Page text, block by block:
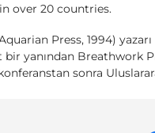
over 20 countries.
Press, 1994)
yanından Breathwork
sonra